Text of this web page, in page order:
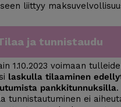
liittyy
ja tunnistaudu
1.10.2023 voimaan
laskulla tilaaminen
pankkitunnuksilla.
tunnistautuminen ei